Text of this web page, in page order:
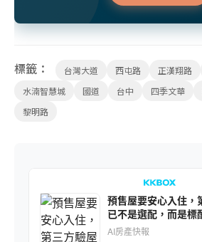
標籤： 台灣大道 西屯路 正漢翔路
水湳智慧城
國道 台中 四季文華
黎明路